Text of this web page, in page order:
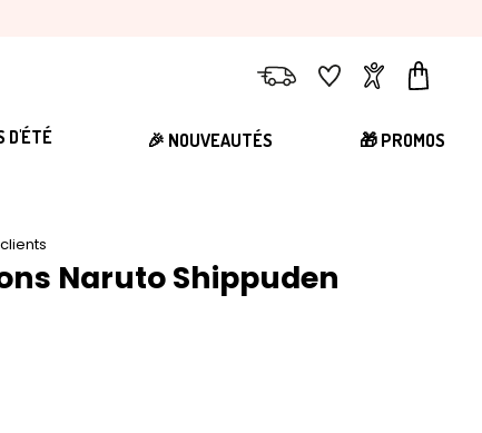
LivraisonFavorisComptePanier
D'ÉTÉ 🎉 NOUVEAUTÉS 🎁 PROMOS
Naruto Shippuden